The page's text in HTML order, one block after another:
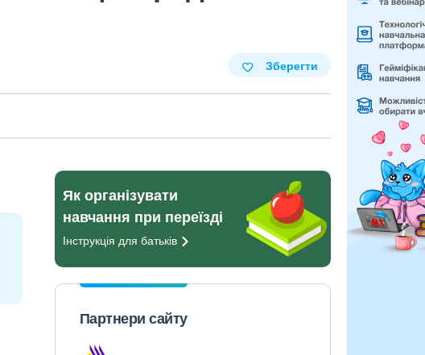
Зберегти
Як організувати
навчання при переїзді
Інструкція для батьків
Партнери сайту